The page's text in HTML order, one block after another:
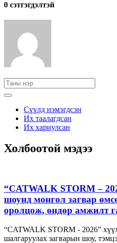
0 cэтгэгдэлтэй
Сүүлд нэмэгдсэн
Их таалагдсан
Их хариулсан
Холбоотой мэдээ
“CATWALK STORM –
шоунд монгол загвар
оролцож, өндөр амжилт
“CATWALK STORM - 2026”
шалгаруулах загварын шоу,